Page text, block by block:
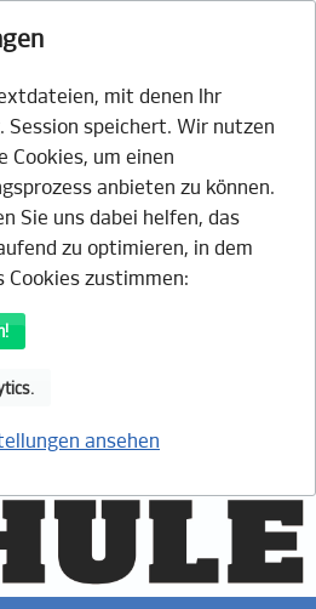
mit denen Ihr
Session speichert. Wir nutzen
Cookies, um einen
anbieten zu können.
Sie uns dabei helfen, das
zu optimieren, in dem
Cookies zustimmen:
ansehen